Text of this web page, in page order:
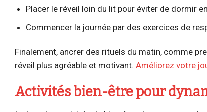
Placer le réveil loin du lit pour éviter de dormir
Commencer la journée par des exercices de
Finalement, ancrer des rituels du matin, comme
réveil plus agréable et motivant. Améliorez votre
Activités bien-être pour